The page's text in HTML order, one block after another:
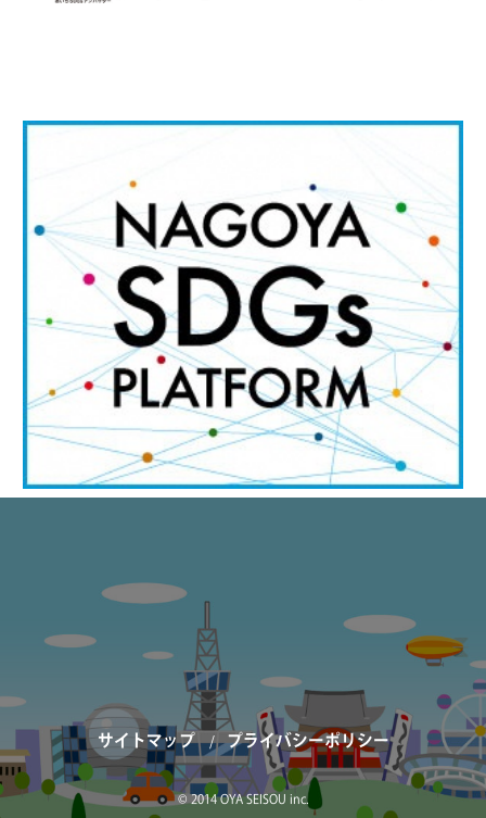
サイトマップ プライバシーポリシー
© 2014 OYA SEISOU inc.